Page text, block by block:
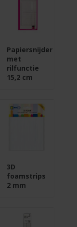
Papiersnijder
met
rilfunctie
15,2 cm
3D
foamstrips
2 mm